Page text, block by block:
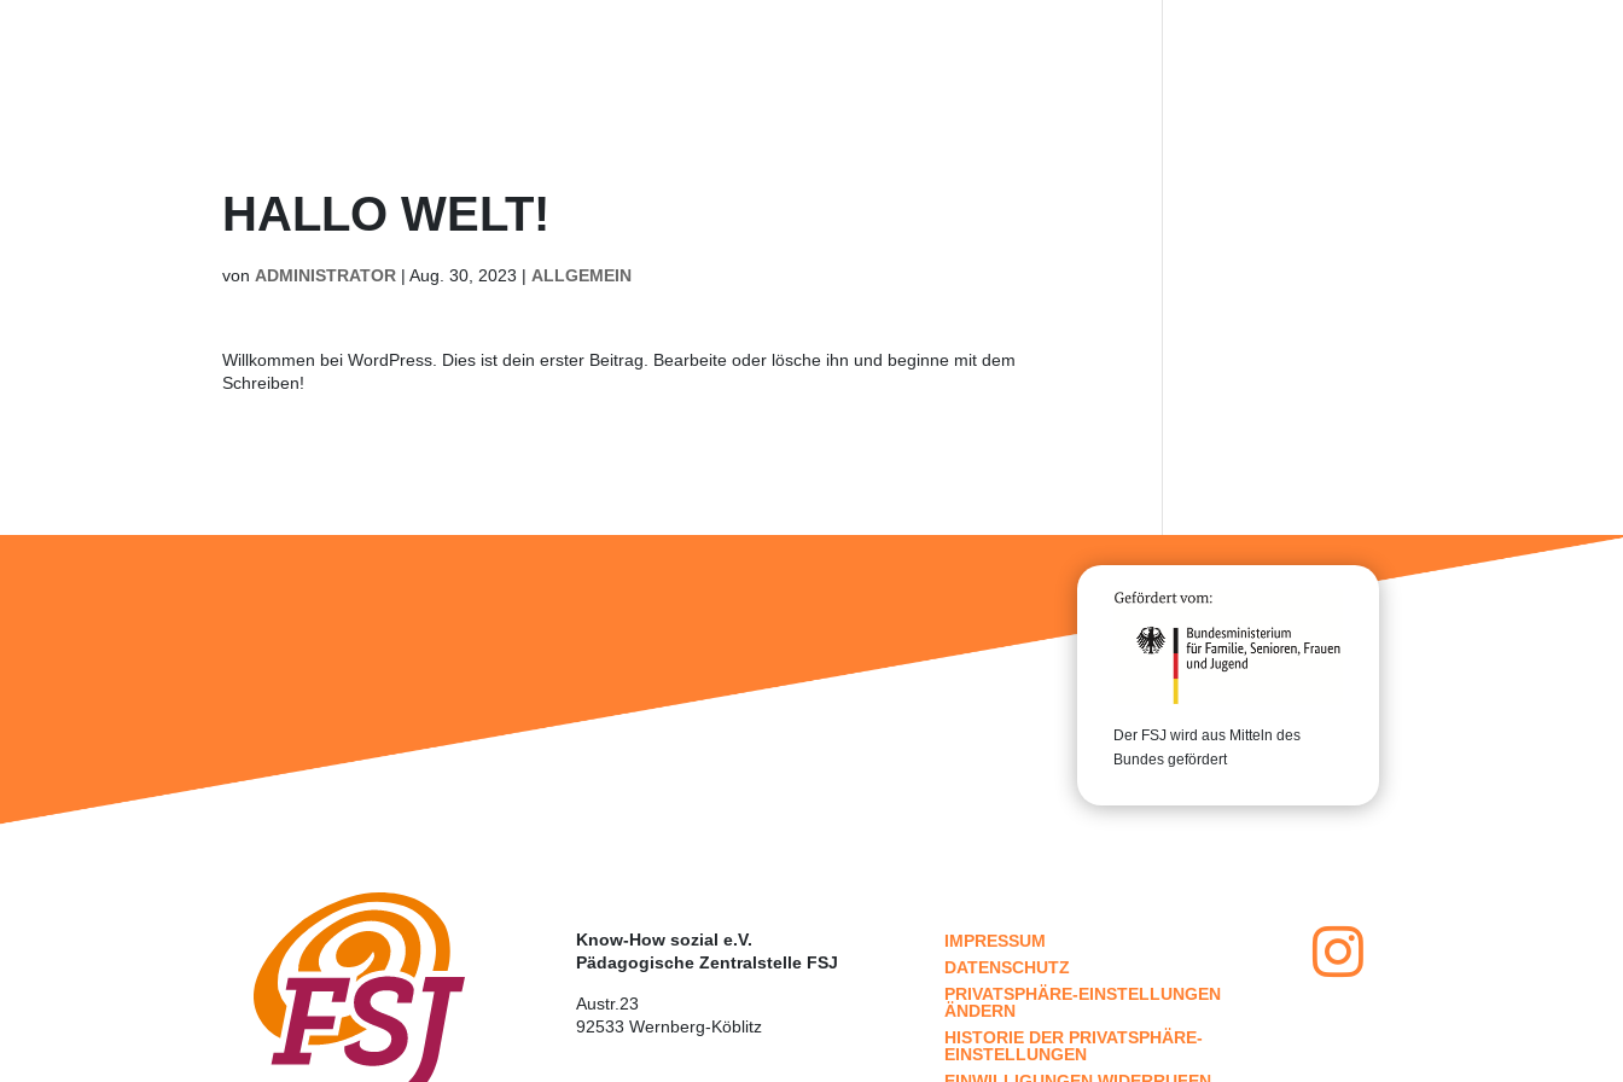
HALLO WELT!
von ADMINISTRATOR | Aug. 30, 2023 | ALLGEMEIN
Willkommen bei WordPress. Dies ist dein erster Beitrag. Bearbeite oder lösche ihn und beginne mit dem
Schreiben!
Der FSJ wird aus Mitteln des
Bundes gefördert
Know-How sozial e.V.
Pädagogische Zentralstelle FSJ
Austr.23
92533 Wernberg-Köblitz
IMPRESSUM
DATENSCHUTZ
PRIVATSPHÄRE-EINSTELLUNGEN
ÄNDERN
HISTORIE DER PRIVATSPHÄRE-
EINSTELLUNGEN